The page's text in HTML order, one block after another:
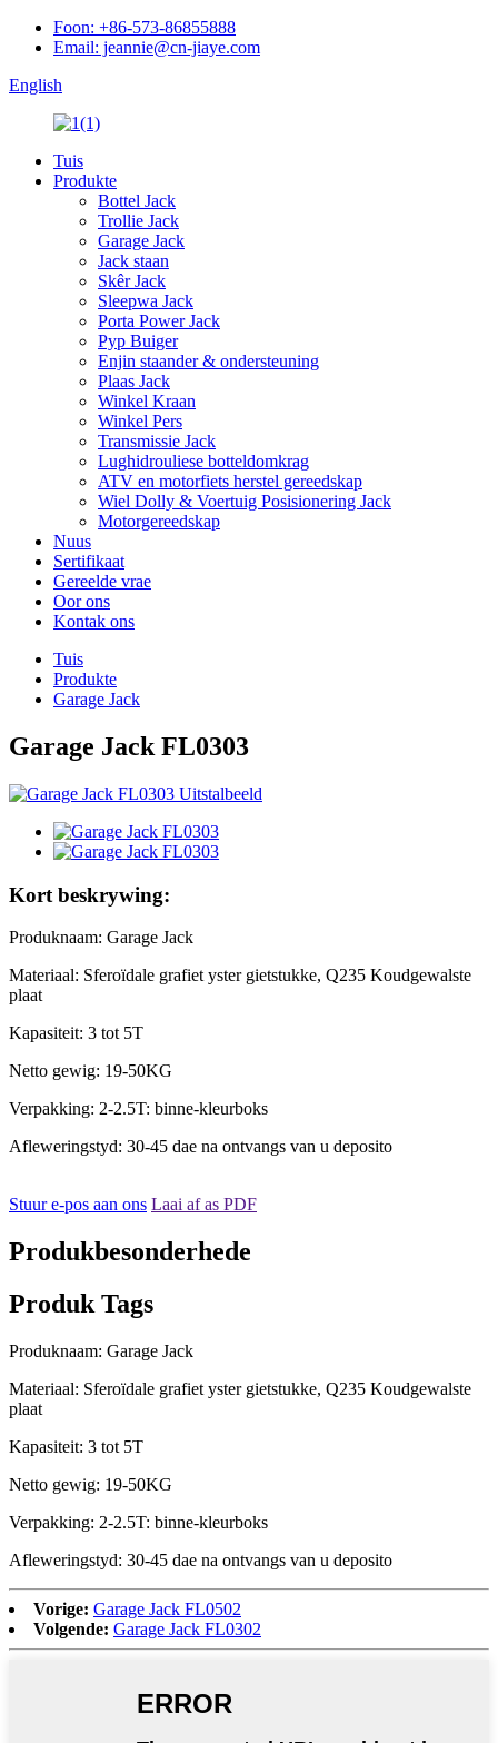
Foon: +86-573-86855888
Email: jeannie@cn-jiaye.com
English
Tuis
Produkte
Bottel Jack
Trollie Jack
Garage Jack
Jack staan
Skêr Jack
Sleepwa Jack
Porta Power Jack
Pyp Buiger
Enjin staander & ondersteuning
Plaas Jack
Winkel Kraan
Winkel Pers
Transmissie Jack
Lughidrouliese botteldomkrag
ATV en motorfiets herstel gereedskap
Wiel Dolly & Voertuig Posisionering Jack
Motorgereedskap
Nuus
Sertifikaat
Gereelde vrae
Oor ons
Kontak ons
Tuis
Produkte
Garage Jack
Garage Jack FL0303
Kort beskrywing:
Produknaam: Garage Jack
Materiaal: Sferoïdale grafiet yster gietstukke, Q235 Koudgewalste
plaat
Kapasiteit: 3 tot 5T
Netto gewig: 19-50KG
Verpakking: 2-2.5T: binne-kleurboks
Afleweringstyd: 30-45 dae na ontvangs van u deposito
Stuur e-pos aan ons Laai af as PDF
Produkbesonderhede
Produk Tags
Produknaam: Garage Jack
Materiaal: Sferoïdale grafiet yster gietstukke, Q235 Koudgewalste
plaat
Kapasiteit: 3 tot 5T
Netto gewig: 19-50KG
Verpakking: 2-2.5T: binne-kleurboks
Afleweringstyd: 30-45 dae na ontvangs van u deposito
Vorige: Garage Jack FL0502
Volgende: Garage Jack FL0302